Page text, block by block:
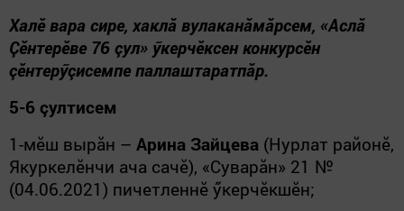
Халӗ вара сире, хаклă вулаканăмăрсем, «Аслă
Çӗнтерӗве 76 çул» ӳкерчӗксен конкурсӗн
çӗнтерӳçисемпе паллаштаратпăр.
5-6 çултисем
1-мӗш вырăн – Арина Зайцева (Нурлат районӗ,
Якуркелӗнчи ача сачӗ), «Суварăн» 21 №
(04.06.2021) пичетленнӗ ӳкерчӗкшӗн;